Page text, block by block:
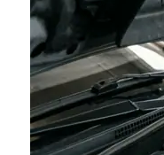
manquer